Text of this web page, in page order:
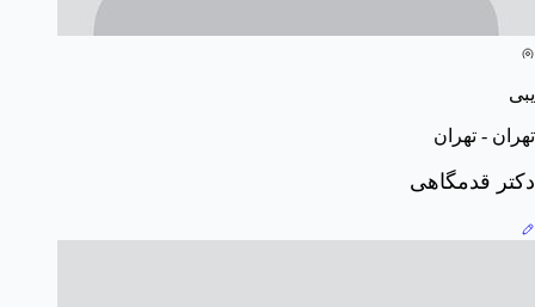
یبی
تهران - تهران
دکتر قدمگاهی